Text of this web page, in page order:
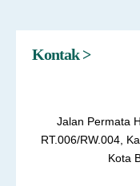
Kontak >
Jalan Permata
RT.006/RW.004,
Kota